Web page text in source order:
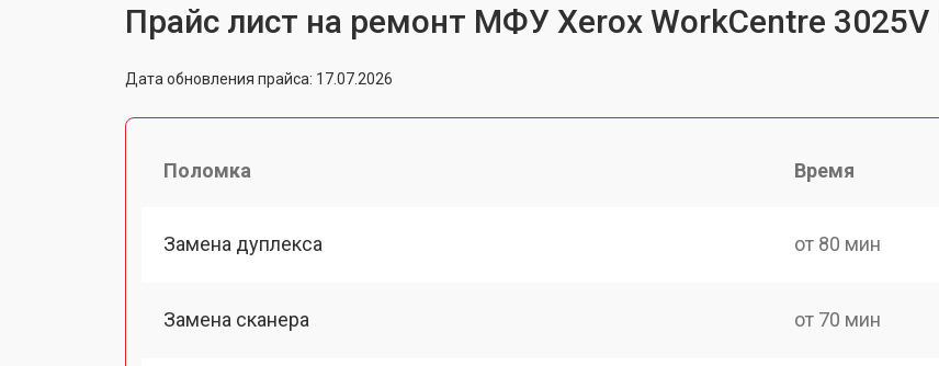
Прайс лист на ремонт МФУ Xerox WorkCentre 3025V
Дата обновления прайса: 17.07.2026
Поломка Время
Замена дуплекса от 80 мин
Замена сканера от 70 мин